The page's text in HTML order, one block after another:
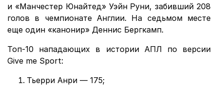
и «Манчестер Юнайтед» Уэйн Руни, забивший 208
голов в чемпионате Англии. На седьмом месте
еще один «канонир» Деннис Бергкамп.
Топ-10 нападающих в истории АПЛ по версии
Give me Sport:
Тьерри Анри — 175;